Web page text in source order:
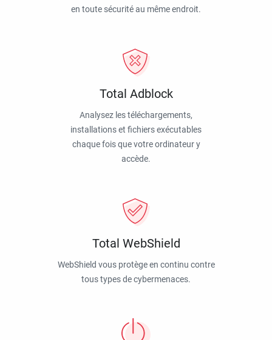
en toute sécurité au même endroit.
Total Adblock
Analysez les téléchargements,
installations et fichiers exécutables
chaque fois que votre ordinateur y
accède.
Total WebShield
WebShield vous protège en continu contre
tous types de cybermenaces.